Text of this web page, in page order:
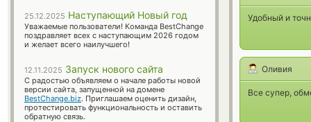
Удобный и
Оливия
Все супер,
25.12.2025 Наступающий Новый год
Уважаемые пользователи! Команда BestChange
поздравляет всех с наступающим 2026 годом
и желает всего наилучшего!
12.11.2025 Запуск нового сайта
С радостью объявляем о начале работы новой
версии сайта, запущенной на домене
BestChange.biz. Приглашаем оценить дизайн,
протестировать функциональность и оставить
обратную связь.